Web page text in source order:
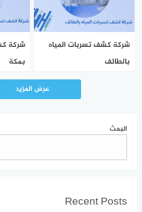
شركة كشف تسربات المياه
بالطائف
شركة
بمكة
عرض المزيد
البحث
Recent Posts